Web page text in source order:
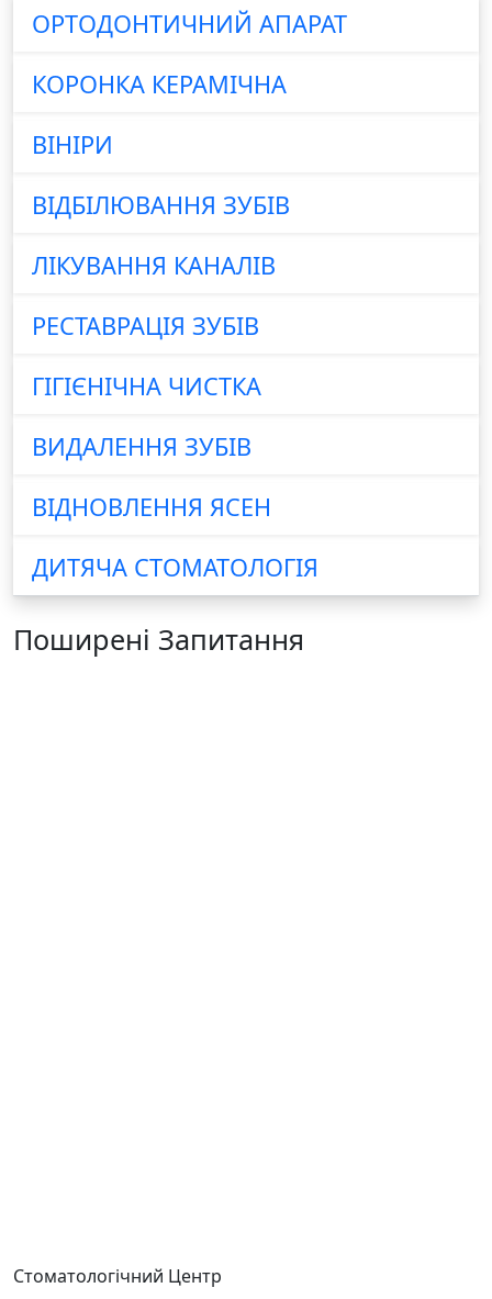
ОРТОДОНТИЧНИЙ АПАРАТ
КОРОНКА КЕРАМІЧНА
ВІНІРИ
ВІДБІЛЮВАННЯ ЗУБІВ
ЛІКУВАННЯ КАНАЛІВ
РЕСТАВРАЦІЯ ЗУБІВ
ГІГІЄНІЧНА ЧИСТКА
ВИДАЛЕННЯ ЗУБІВ
ВІДНОВЛЕННЯ ЯСЕН
ДИТЯЧА СТОМАТОЛОГІЯ
Поширені Запитання
Стоматологічний Центр